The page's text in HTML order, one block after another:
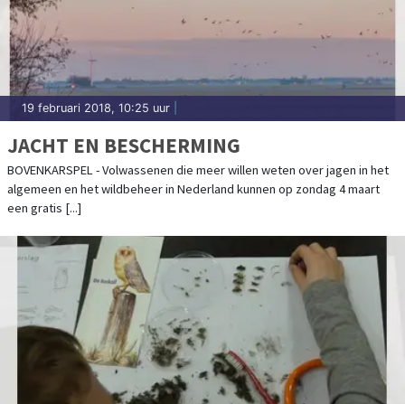
19 februari 2018, 10:25 uur
JACHT EN BESCHERMING
BOVENKARSPEL - Volwassenen die meer willen weten over jagen in het
algemeen en het wildbeheer in Nederland kunnen op zondag 4 maart
een gratis [...]